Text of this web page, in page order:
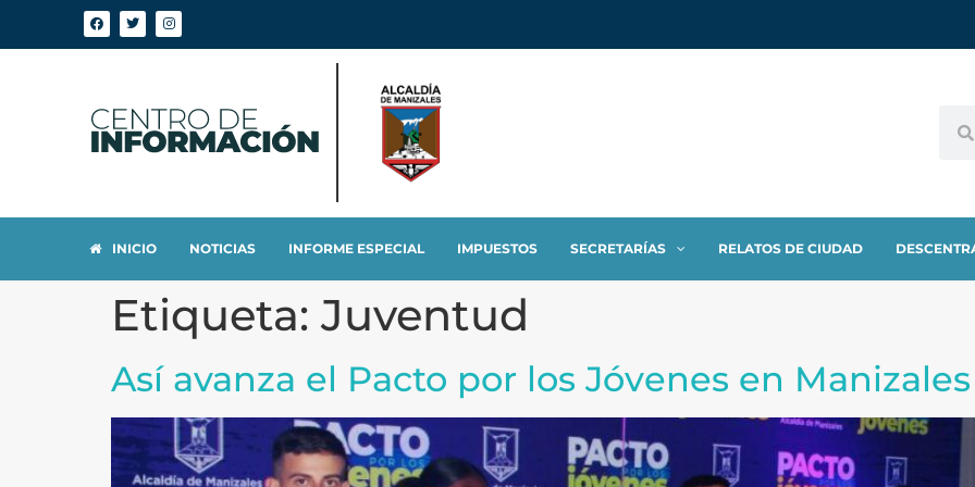
INICIO NOTICIAS INFORME ESPECIAL IMPUESTOS SECRETARÍAS RELATOS DE CIUDAD
Etiqueta:Juventud
Así avanza el Pacto por los Jóvenes en Manizales